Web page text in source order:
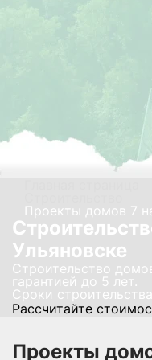
Проекты домов 7
Ульяновске
Строительство
гарантией до 5 лет.
Сроки
Рассчитайте
Проекты